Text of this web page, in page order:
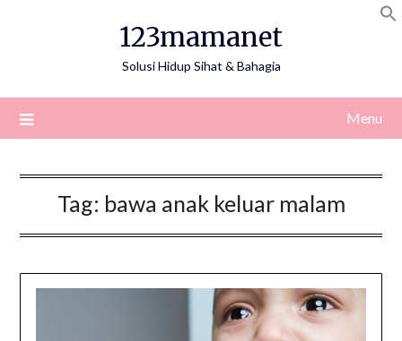
123mamanet
Solusi Hidup Sihat & Bahagia
Menu
Tag: bawa anak keluar malam